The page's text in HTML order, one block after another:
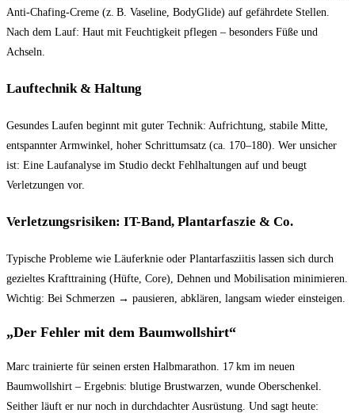
Anti-Chafing-Creme (z. B. Vaseline, BodyGlide) auf gefährdete Stellen.
Nach dem Lauf: Haut mit Feuchtigkeit pflegen – besonders Füße und
Achseln.
Lauftechnik & Haltung
Gesundes Laufen beginnt mit guter Technik: Aufrichtung, stabile Mitte,
entspannter Armwinkel, hoher Schrittumsatz (ca. 170–180). Wer unsicher
ist: Eine Laufanalyse im Studio deckt Fehlhaltungen auf und beugt
Verletzungen vor.
Verletzungsrisiken: IT-Band, Plantarfaszie & Co.
Typische Probleme wie Läuferknie oder Plantarfasziitis lassen sich durch
gezieltes Krafttraining (Hüfte, Core), Dehnen und Mobilisation minimieren.
Wichtig: Bei Schmerzen → pausieren, abklären, langsam wieder einsteigen.
„Der Fehler mit dem Baumwollshirt“
Marc trainierte für seinen ersten Halbmarathon. 17 km im neuen
Baumwollshirt – Ergebnis: blutige Brustwarzen, wunde Oberschenkel.
Seither läuft er nur noch in durchdachter Ausrüstung. Und sagt heute: